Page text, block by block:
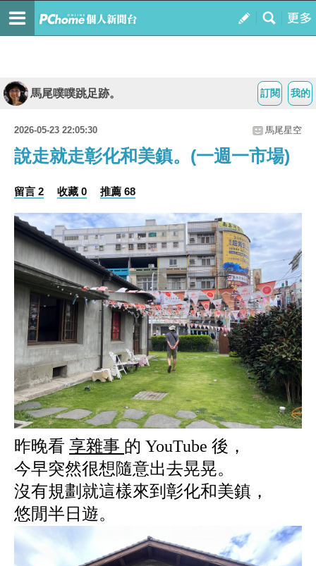
我的
訂閱
馬尾噗噗跳足跡。
2026-05-23 22:05:30 馬尾星空
說走就走彰化和美鎮。(一週一市場)
留言 2 收藏 0 推薦 68
昨晚看 享雜事 的 YouTube 後，
今早突然很想隨意出去晃晃。
沒有規劃就這樣來到彰化和美鎮，
悠閒半日遊。